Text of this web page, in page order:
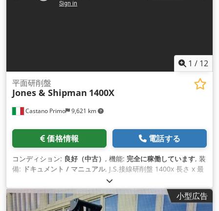
1 / 12
Castano Primo 9,621 km
平面研削盤
Jones & Shipman 1400X
価格情報 電話する
コンディション: 良好（中古） , 機能: 完全に稼働しています, 装
備: ドキュメント / マニュアル, J.S.接線研削盤 1400x 長さ x 最
大研削幅 609 x 200 mm テーブルと砥石間の距離 375 mm 砥
石寸法 250x19x76 mm Dedpfoq T Iy Tsx Accsck オプション：
クーラントタンク、オプティドレス砥石シェーパー
小型広告